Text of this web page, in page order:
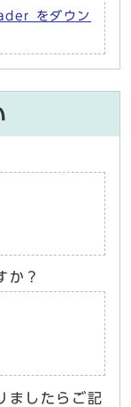
をダウン
か？
ましたらご記